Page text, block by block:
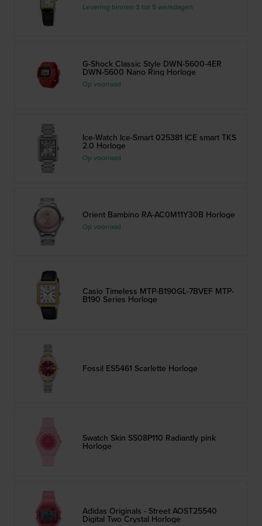
Levering binnen 3 tot 5 werkdagen
G-Shock Classic Style DWN-5600-4ER
DWN-5600 Nano Ring Horloge
Op voorraad
Ice-Watch Ice-Smart 025381 ICE smart TKS
2.0 Horloge
Op voorraad
Orient Bambino RA-AC0M11Y30B Horloge
Op voorraad
Casio Timeless MTP-B190GL-7BVEF MTP-
B190 Series Horloge
Fossil ES5461 Scarlette Horloge
Swatch Skin SS08P110 Radiantly pink
Horloge
Adidas Originals - Street AOST25540
Digital Two Crystal Horloge